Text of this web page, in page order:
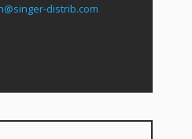
distrib.com